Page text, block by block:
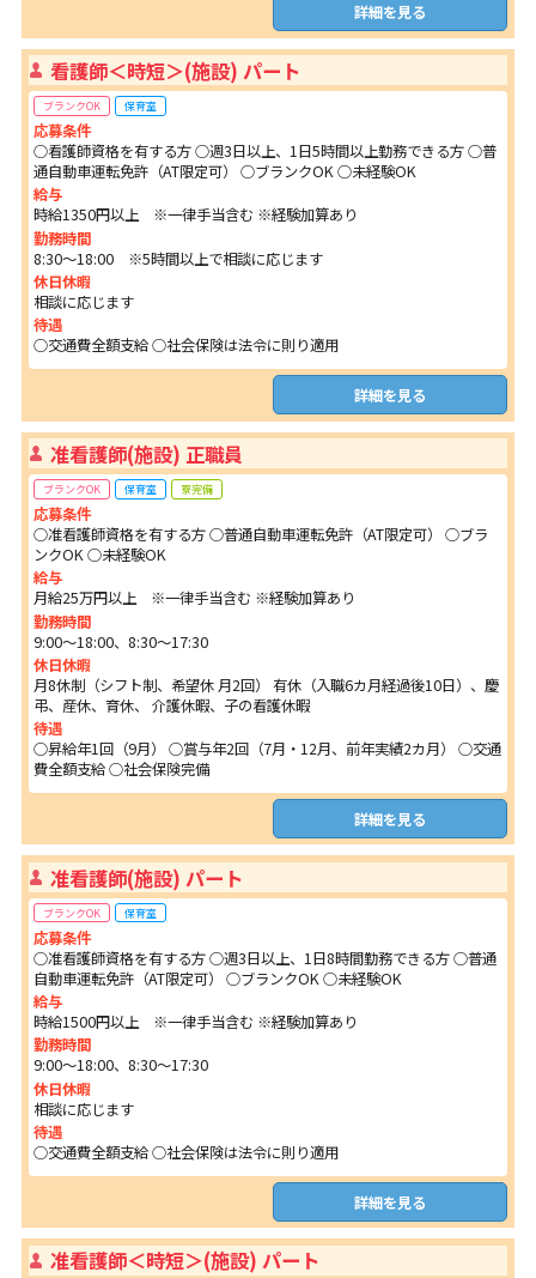
詳細を見る
看護師＜時短＞(施設) パート
ブランクOK 保育室
応募条件
○看護師資格を有する方 ○週3日以上、1日5時間以上勤務できる方 ○普
通自動車運転免許（AT限定可） ○ブランクOK ○未経験OK
給与
時給1350円以上 ※一律手当含む ※経験加算あり
勤務時間
8:30～18:00 ※5時間以上で相談に応じます
休日休暇
相談に応じます
待遇
○交通費全額支給 ○社会保険は法令に則り適用
詳細を見る
准看護師(施設) 正職員
ブランクOK 保育室 寮完備
応募条件
○准看護師資格を有する方 ○普通自動車運転免許（AT限定可） ○ブラ
ンクOK ○未経験OK
給与
月給25万円以上 ※一律手当含む ※経験加算あり
勤務時間
9:00～18:00、8:30～17:30
休日休暇
月8休制（シフト制、希望休 月2回） 有休（入職6カ月経過後10日）、慶
弔、産休、育休、 介護休暇、子の看護休暇
待遇
○昇給年1回（9月） ○賞与年2回（7月・12月、前年実績2カ月） ○交通
費全額支給 ○社会保険完備
詳細を見る
准看護師(施設) パート
ブランクOK 保育室
応募条件
○准看護師資格を有する方 ○週3日以上、1日8時間勤務できる方 ○普通
自動車運転免許（AT限定可） ○ブランクOK ○未経験OK
給与
時給1500円以上 ※一律手当含む ※経験加算あり
勤務時間
9:00～18:00、8:30～17:30
休日休暇
相談に応じます
待遇
○交通費全額支給 ○社会保険は法令に則り適用
詳細を見る
准看護師＜時短＞(施設) パート